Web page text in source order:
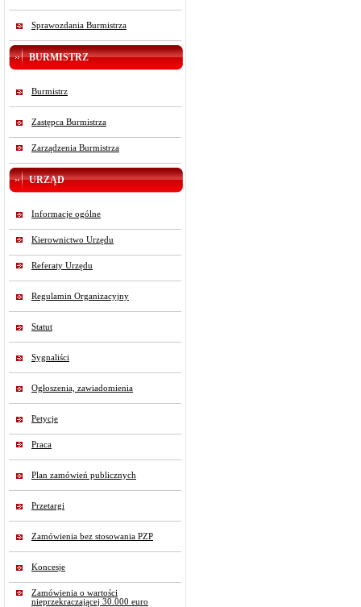
Sprawozdania Burmistrza
BURMISTRZ
Burmistrz
Zastępca Burmistrza
Zarządzenia Burmistrza
URZĄD
Informacje ogólne
Kierownictwo Urzędu
Referaty Urzędu
Regulamin Organizacyjny
Statut
Sygnaliści
Ogłoszenia, zawiadomienia
Petycje
Praca
Plan zamówień publicznych
Przetargi
Zamówienia bez stosowania PZP
Koncesje
Zamówienia o wartości
nieprzekraczającej 30.000 euro